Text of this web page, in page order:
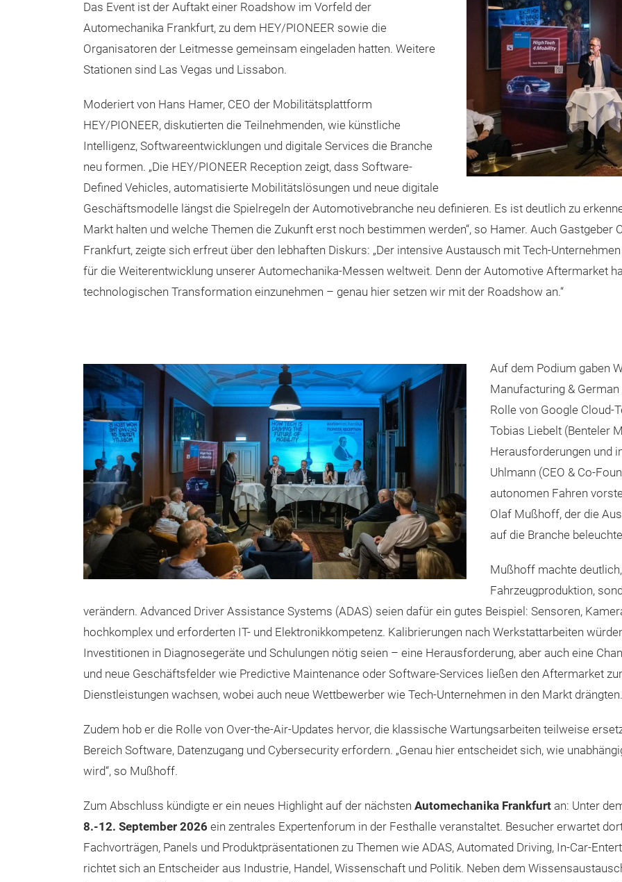
Das Event ist der Auftakt einer Roadshow im Vorfeld der
Automechanika Frankfurt, zu dem HEY/PIONEER sowie die
Organisatoren der Leitmesse gemeinsam eingeladen hatten. Weitere
Stationen sind Las Vegas und Lissabon.
Moderiert von Hans Hamer, CEO der Mobilitätsplattform
HEY/PIONEER, diskutierten die Teilnehmenden, wie künstliche
Intelligenz, Softwareentwicklungen und digitale Services die Branche
neu formen. „Die HEY/PIONEER Reception zeigt, dass Software-
Defined Vehicles, automatisierte Mobilitätslösungen und neue digitale
Geschäftsmodelle längst die Spielregeln der Automotivebranche neu definieren. Es ist deutlich zu
Markt halten und welche Themen die Zukunft erst noch bestimmen werden“, so Hamer. Auch
Frankfurt, zeigte sich erfreut über den lebhaften Diskurs: „Der intensive Austausch mit Tech-
für die Weiterentwicklung unserer Automechanika-Messen weltweit. Denn der Automotive Aftermarket
technologischen Transformation einzunehmen – genau hier setzen wir mit der Roadshow an.“
Auf dem Podium gaben
Manufacturing &
Rolle von Google Cloud-
Tobias Liebelt (Benteler
Herausforderungen und
Uhlmann (CEO & Co-
autonomen Fahren
Olaf Mußhoff, der die
auf die Branche
Mußhoff machte
Fahrzeugproduktion,
verändern. Advanced Driver Assistance Systems (ADAS) seien dafür ein gutes Beispiel: Sensoren,
hochkomplex und erforderten IT- und Elektronikkompetenz. Kalibrierungen nach Werkstattarbeiten
Investitionen in Diagnosegeräte und Schulungen nötig seien – eine Herausforderung, aber auch eine
und neue Geschäftsfelder wie Predictive Maintenance oder Software-Services ließen den Aftermarket
Dienstleistungen wachsen, wobei auch neue Wettbewerber wie Tech-Unternehmen in den Markt drängten.
Zudem hob er die Rolle von Over-the-Air-Updates hervor, die klassische Wartungsarbeiten teilweise
Bereich Software, Datenzugang und Cybersecurity erfordern. „Genau hier entscheidet sich, wie
wird“, so Mußhoff.
Zum Abschluss kündigte er ein neues Highlight auf der nächsten Automechanika Frankfurt an: Unter
8.-12. September 2026 ein zentrales Expertenforum in der Festhalle veranstaltet. Besucher erwartet
Fachvorträgen, Panels und Produktpräsentationen zu Themen wie ADAS, Automated Driving, In-Car-
richtet sich an Entscheider aus Industrie, Handel, Wissenschaft und Politik. Neben dem